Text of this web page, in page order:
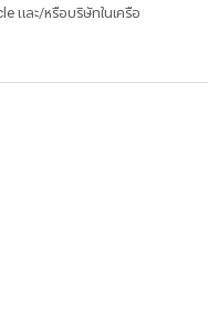
และ/หรือบริษัทในเครือ